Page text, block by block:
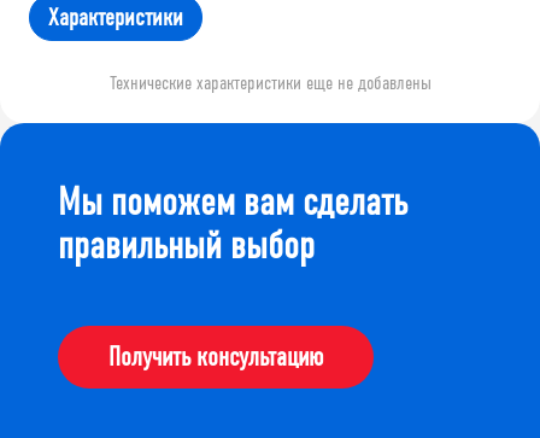
Характеристики
Технические характеристики еще не добавлены
Мы поможем вам сделать
правильный выбор
Получить консультацию